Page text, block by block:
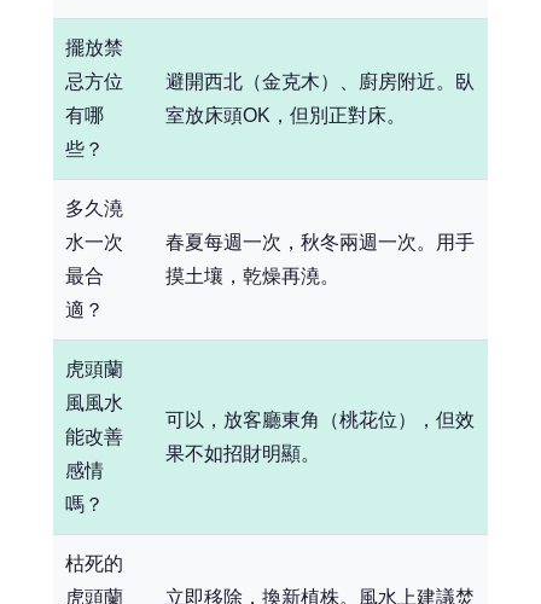
擺放禁
忌方位
有哪
些？
避開西北（金克木）、廚房附近。臥
室放床頭OK，但別正對床。
多久澆
水一次
最合
適？
春夏每週一次，秋冬兩週一次。用手
摸土壤，乾燥再澆。
虎頭蘭
風風水
能改善
感情
嗎？
可以，放客廳東角（桃花位），但效
果不如招財明顯。
枯死的
虎頭蘭
立即移除，換新植株。風水上建議焚